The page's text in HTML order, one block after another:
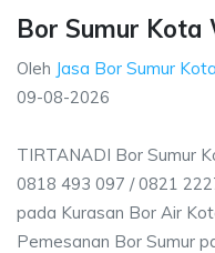
Bor Sumur Kota
Oleh Jasa Bor Sumur
09-08-2026
TIRTANADI Bor Sumur
0818 493 097 / 0821
pada Kurasan Bor Air
Pemesanan Bor Sumur